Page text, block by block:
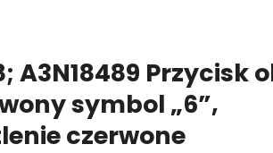
A3N18489 Przycisk
symbol „6”,
czerwone